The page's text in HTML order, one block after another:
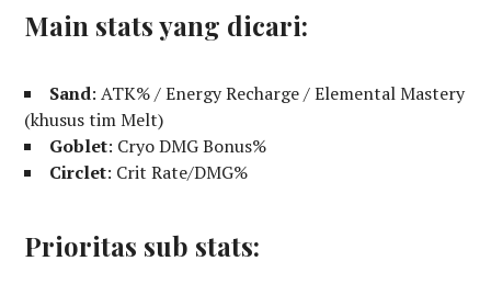
Main stats yang dicari:
Sand: ATK% / Energy Recharge / Elemental Mastery
(khusus tim Melt)
Goblet: Cryo DMG Bonus%
Circlet: Crit Rate/DMG%
Prioritas sub stats: